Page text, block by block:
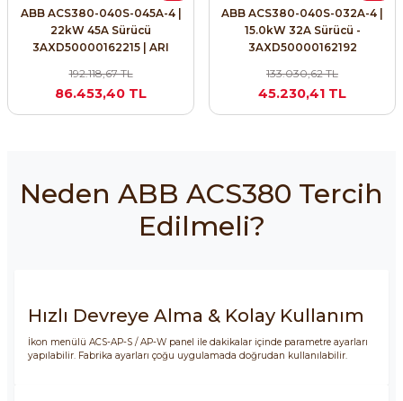
ABB ACS380-040S-045A-4 |
22kW 45A Sürücü
3AXD50000162215 | ARI
192.118,67 TL
86.453,40 TL
ABB ACS380-040S-032A-4 |
15.0kW 32A Sürücü -
3AXD50000162192
133.030,62 TL
45.230,41 TL
Neden ABB ACS380 Tercih
Edilmeli?
Hızlı Devreye Alma & Kolay Kullanım
İkon menülü ACS-AP-S / AP-W panel ile dakikalar içinde parametre ayarları
yapılabilir. Fabrika ayarları çoğu uygulamada doğrudan kullanılabilir.